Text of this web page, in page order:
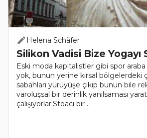
Helena Schäfer
Silikon Vadisi Bize Yogayı
Eski moda kapitalistler gibi spor araba
yok, bunun yerine kırsal bölgelerdeki
sabahları yürüyüşe çıkıp bunun bile
varoluşsal bir derinlik yanılsaması
çalışıyorlar.Stoacı bir ..